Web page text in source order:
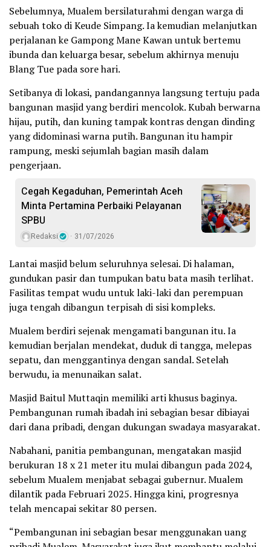
Sebelumnya, Mualem bersilaturahmi dengan warga di
sebuah toko di Keude Simpang. Ia kemudian melanjutkan
perjalanan ke Gampong Mane Kawan untuk bertemu
ibunda dan keluarga besar, sebelum akhirnya menuju
Blang Tue pada sore hari.
Setibanya di lokasi, pandangannya langsung tertuju pada
bangunan masjid yang berdiri mencolok. Kubah berwarna
hijau, putih, dan kuning tampak kontras dengan dinding
yang didominasi warna putih. Bangunan itu hampir
rampung, meski sejumlah bagian masih dalam
pengerjaan.
Cegah Kegaduhan, Pemerintah Aceh
Minta Pertamina Perbaiki Pelayanan
SPBU
Redaksi 31/07/2026
Lantai masjid belum seluruhnya selesai. Di halaman,
gundukan pasir dan tumpukan batu bata masih terlihat.
Fasilitas tempat wudu untuk laki-laki dan perempuan
juga tengah dibangun terpisah di sisi kompleks.
Mualem berdiri sejenak mengamati bangunan itu. Ia
kemudian berjalan mendekat, duduk di tangga, melepas
sepatu, dan menggantinya dengan sandal. Setelah
berwudu, ia menunaikan salat.
Masjid Baitul Muttaqin memiliki arti khusus baginya.
Pembangunan rumah ibadah ini sebagian besar dibiayai
dari dana pribadi, dengan dukungan swadaya masyarakat.
Nabahani, panitia pembangunan, mengatakan masjid
berukuran 18 x 21 meter itu mulai dibangun pada 2024,
sebelum Mualem menjabat sebagai gubernur. Mualem
dilantik pada Februari 2025. Hingga kini, progresnya
telah mencapai sekitar 80 persen.
“Pembangunan ini sebagian besar menggunakan uang